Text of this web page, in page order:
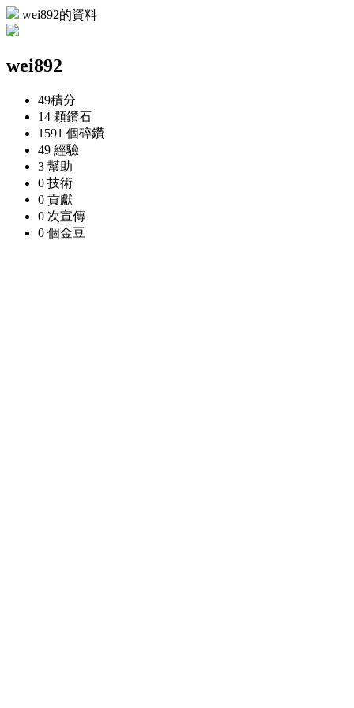
wei892的資料
wei892
49積分
14 顆鑽石
1591 個碎鑽
49 經驗
3 幫助
0 技術
0 貢獻
0 次宣傳
0 個金豆